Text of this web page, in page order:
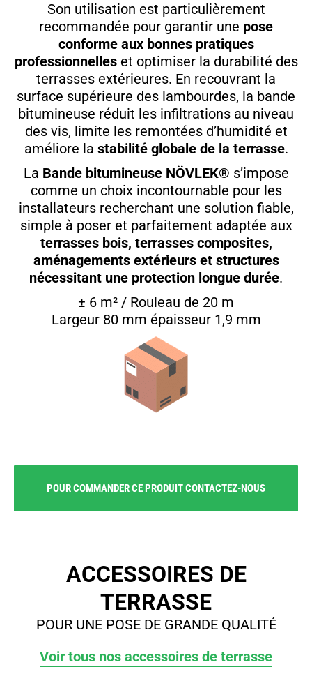
Son utilisation est particulièrement
recommandée pour garantir une pose
conforme aux bonnes pratiques
professionnelleset optimiser la durabilité des
terrasses extérieures. En recouvrant la
surface supérieure des lambourdes, la bande
bitumineuse réduit les infiltrations au niveau
des vis, limite les remontées d’humidité et
améliore la stabilité globale de la terrasse.
La Bande bitumineuse NÖVLEK® s’impose
comme un choix incontournable pour les
installateurs recherchant une solution fiable,
simple à poser et parfaitement adaptée aux
terrasses bois, terrasses composites,
aménagements extérieurs et structures
nécessitant une protection longue durée.
± 6 m² / Rouleau de 20 m
Largeur 80 mm épaisseur 1,9 mm
POUR COMMANDER CE PRODUIT CONTACTEZ-NOUS
ACCESSOIRES DE
TERRASSE
POUR UNE POSE DE GRANDE QUALITÉ
Voir tous nos accessoires de terrasse